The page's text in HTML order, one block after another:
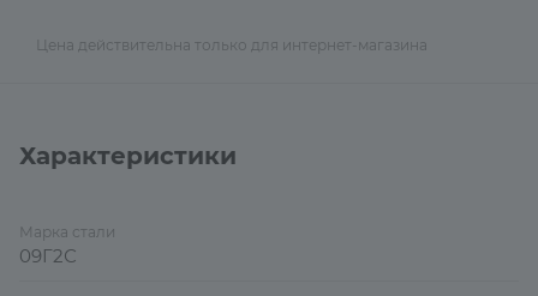
Цена действительна только для интернет-магазина
Характеристики
Марка стали
09Г2С